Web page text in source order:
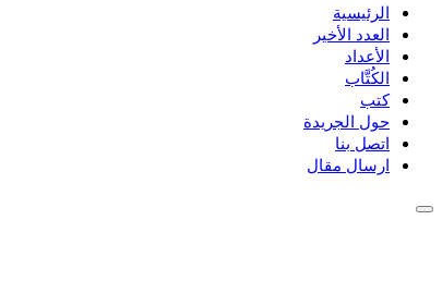
الرئيسية
العدد الأخير
الأعداد
الكُتَّاب
كتب
حول الجريدة
اتصل بنا
ارسال مقال